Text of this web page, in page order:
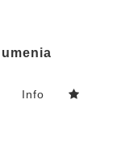
umenia
Info